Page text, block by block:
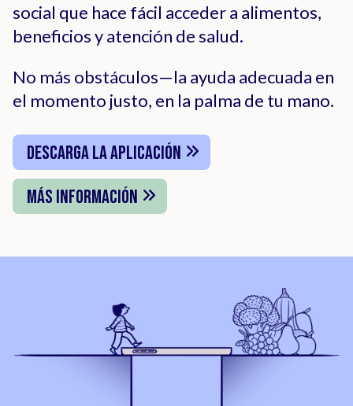
social que hace fácil acceder a alimentos,
beneficios y atención de salud.
No más obstáculos—la ayuda adecuada en
el momento justo, en la palma de tu mano.
Descarga la Aplicación
Más información